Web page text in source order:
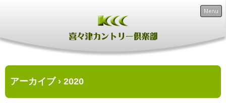
Menu
アーカイブ › 2020